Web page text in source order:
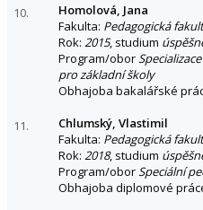
10.
Homolová, Jana
Fakulta: Pedagogická
Rok: 2015, studium
Program/obor
pro základní školy
Obhajoba bakalářské
11.
Chlumský, Vlastimil
Fakulta: Pedagogická
Rok: 2018, studium
Program/oborSpeciální
Obhajoba diplomové